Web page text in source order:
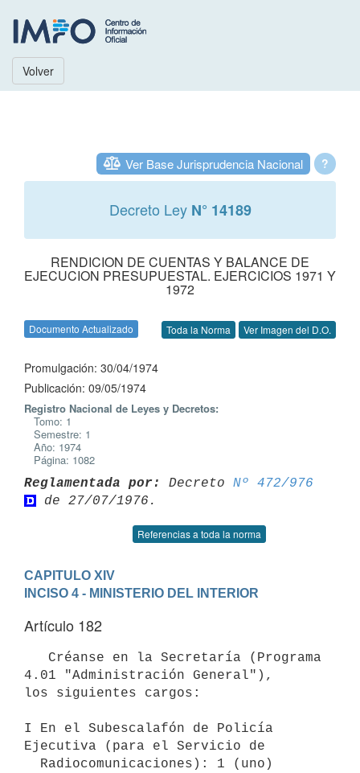
Volver
?
Ver Base Jurisprudencia Nacional
Decreto Ley N° 14189
RENDICION DE CUENTAS Y BALANCE DE
EJECUCION PRESUPUESTAL. EJERCICIOS 1971 Y
1972
Documento Actualizado Toda la Norma Ver Imagen del D.O.
Promulgación: 30/04/1974
Publicación: 09/05/1974
Registro Nacional de Leyes y Decretos:
Tomo: 1
Semestre: 1
Año: 1974
Página: 1082
Reglamentada por: Decreto Nº 472/976
Referencias a toda la norma
CAPITULO XIV
INCISO 4 - MINISTERIO DEL INTERIOR
Artículo 182
4.01 "Administración General"),
los siguientes cargos:
I En el Subescalafón de Policía
Ejecutiva (para el Servicio de